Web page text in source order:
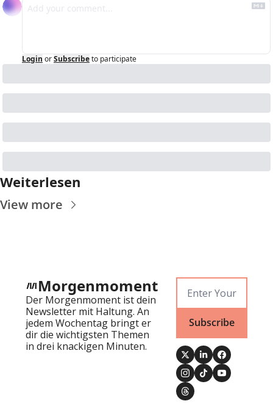
Login orSubscribeto participate
Weiterlesen
View more
Morgenmoment
Der Morgenmoment ist dein
Newsletter mit Haltung. An
jedem Wochentag bringt er
dir die wichtigsten Themen
in drei knackigen Minuten.
Subscribe